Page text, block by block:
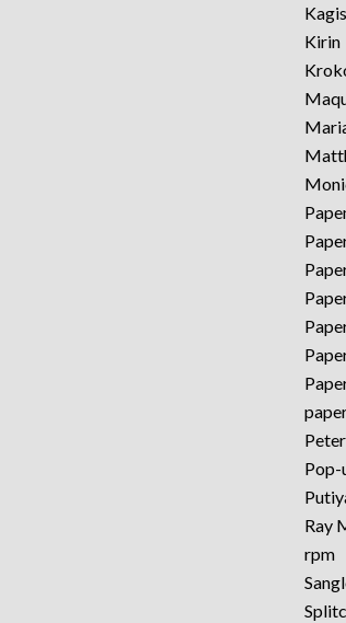
Kirin
Pop-
Ray
rpm